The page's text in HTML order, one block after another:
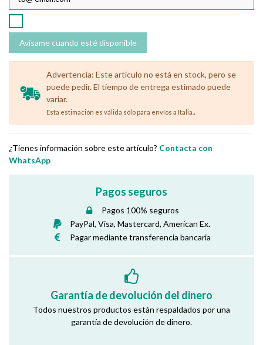
Advertencia: Este artículo no está en stock, pero se
puede pedir. El tiempo de entrega estimado puede
variar.
Esta estimación es válida sólo para envíos a Italia. .
¿Tienes información sobre este artículo? Contacta con
WhatsApp
Pagos seguros
Pagos 100% seguros
PayPal, Visa, Mastercard, American Ex.
Pagar mediante transferencia bancaria
Garantía de devolución del dinero
Todos nuestros productos están respaldados por una
garantía de devolución de dinero.